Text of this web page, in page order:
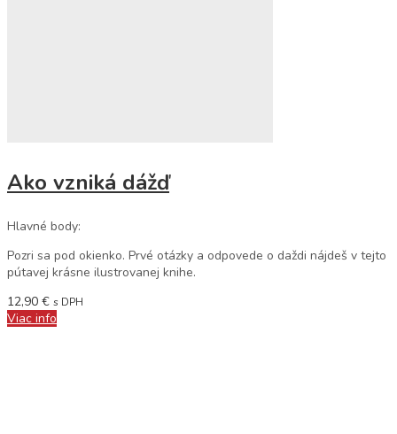
Ako vzniká dážď
Hlavné body:
Pozri sa pod okienko. Prvé otázky a odpovede o daždi nájdeš v tejto
pútavej krásne ilustrovanej knihe.
12,90 € s DPH
Viac info